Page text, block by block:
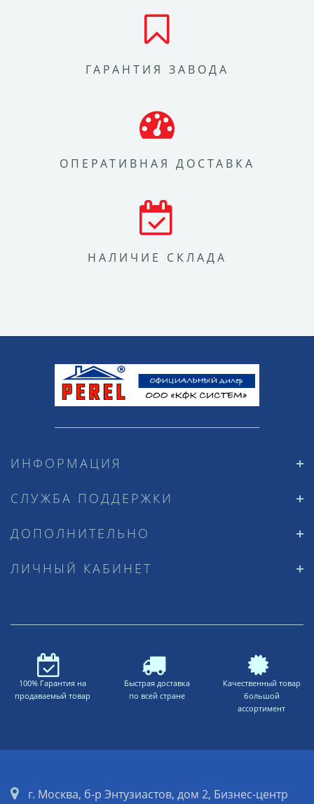
ГАРАНТИЯ ЗАВОДА
ОПЕРАТИВНАЯ ДОСТАВКА
НАЛИЧИЕ СКЛАДА
ИНФОРМАЦИЯ
СЛУЖБА ПОДДЕРЖКИ
ДОПОЛНИТЕЛЬНО
ЛИЧНЫЙ КАБИНЕТ
100% Гарантия на
продаваемый товар
Быстрая доставка
по всей стране
Качественный товар
большой
ассортимент
г. Москва, б-р Энтузиастов, дом 2, Бизнес-центр